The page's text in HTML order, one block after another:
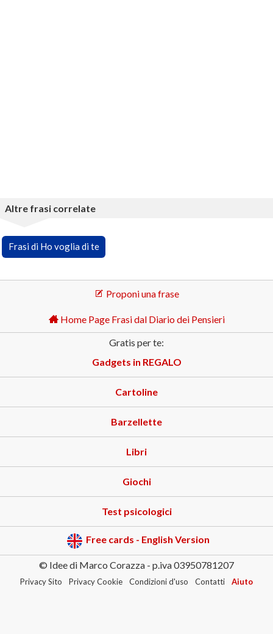
Altre frasi correlate
Frasi di Ho voglia di te
Proponi una frase
Home Page Frasi dal Diario dei Pensieri
Gratis per te:
Gadgets in REGALO
Cartoline
Barzellette
Libri
Giochi
Test psicologici
Free cards - English Version
© Idee di Marco Corazza - p.iva 03950781207
Privacy Sito Privacy Cookie Condizioni d'uso Contatti Aiuto